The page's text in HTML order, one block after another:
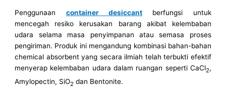
Penggunaan container desiccant berfungsi untuk
mencegah resiko kerusakan barang akibat kelembaban
udara selama masa penyimpanan atau semasa proses
pengiriman. Produk ini mengandung kombinasi bahan-bahan
chemical absorbent yang secara ilmiah telah terbukti efektif
menyerap kelembaban udara dalam ruangan seperti CaCl2,
Amylopectin, SiO2 dan Bentonite.